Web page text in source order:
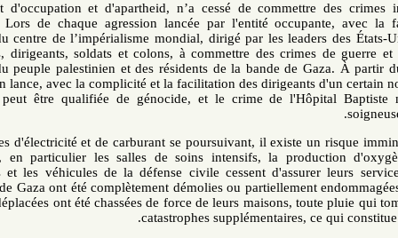
Israël, l'État d'occupation et d'apartheid, n’a cessé de
palestinien. Lors de chaque agression lancée par l'entité
dirigeants du centre de l’impérialisme mondial, dirigé par les
n'hésite pas, dirigeants, soldats et colons, à commettre des
l'encontre du peuple palestinien et des résidents de la bande de
d'occupation lance, avec la complicité et la facilitation des dirigeants
guerre qui peut être qualifiée de génocide, et le crime de
Les coupures d'électricité et de carburant se poursuivant, il existe
fonctionner, en particulier les salles de soins intensifs, la
ambulances et les véhicules de la défense civile cessent
habitations de Gaza ont été complètement démolies ou
personnes déplacées ont été chassées de force de leurs maisons,
catastrophes supplémentaires,